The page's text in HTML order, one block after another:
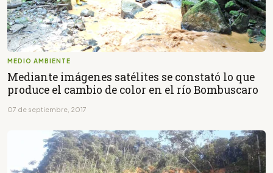
MEDIO AMBIENTE
Mediante imágenes satélites se constató lo que
produce el cambio de color en el río Bombuscaro
07 de septiembre, 2017